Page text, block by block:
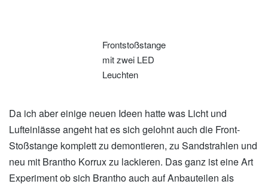
Frontstoßstange
mit zwei LED
Leuchten
Da ich aber einige neuen Ideen hatte was Licht und
Lufteinlässe angeht hat es sich gelohnt auch die Front-
Stoßstange komplett zu demontieren, zu Sandstrahlen und
neu mit Brantho Korrux zu lackieren. Das ganz ist eine Art
Experiment ob sich Brantho auch auf Anbauteilen als